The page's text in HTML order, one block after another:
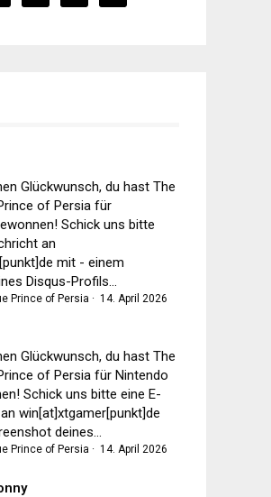
Glückwunsch, du hast The
of Persia für
Schick uns bitte
an
mit - einem
Disqus-Profils...
Prince of Persia · 14. April 2026
Glückwunsch, du hast The
of Persia für Nintendo
Schick uns bitte eine E-
win[at]xtgamer[punkt]de
deines...
Prince of Persia · 14. April 2026